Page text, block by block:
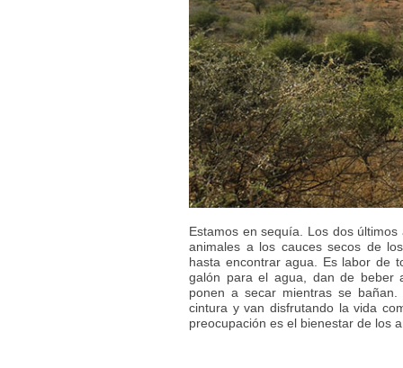
Estamos en sequía. Los dos
animales a los cauces secos de
hasta encontrar agua. Es labor de
galón para el agua, dan de beber
ponen a secar mientras se
cintura y van disfrutando la vida
preocupación es el bienestar de los